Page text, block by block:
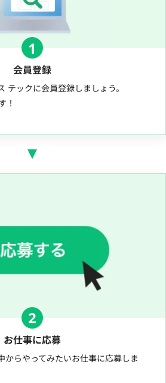
1
会員登録
テックに会員登録しましょう。
！
2
お仕事に応募
からやってみたいお仕事に応募しま